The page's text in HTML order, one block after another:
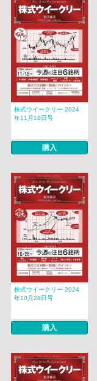
株式ウイークリー 2024
年11月18日号
購入
株式ウイークリー 2024
年10月28日号
購入